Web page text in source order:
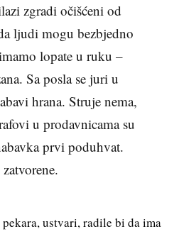
zgradi očišćeni od
ljudi mogu bezbjedno
lopate u ruku –
Sa posla se juri u
hrana. Struje nema,
u prodavnicama su
prvi poduhvat.
ustvari, radile bi da ima